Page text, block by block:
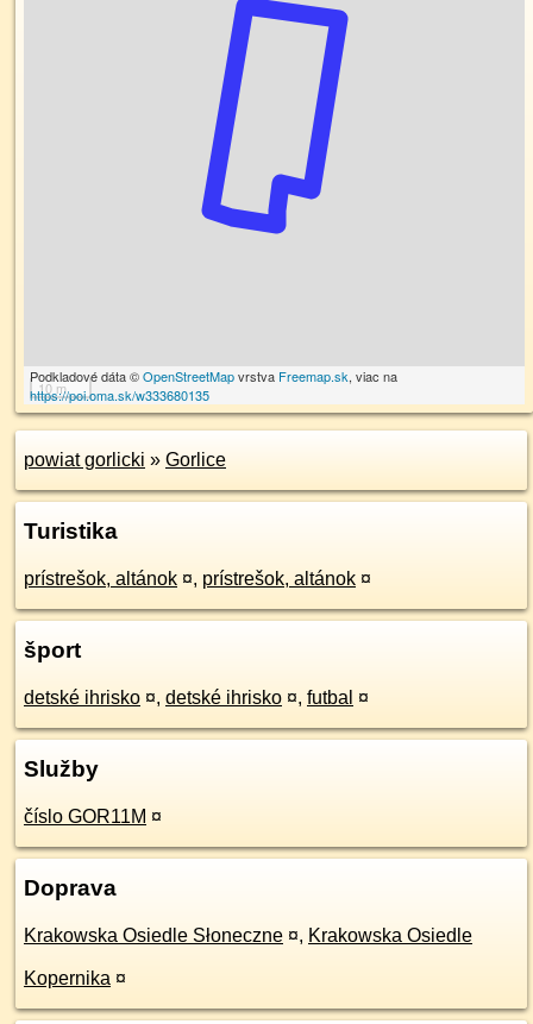
10 m
Podkladové dáta ©OpenStreetMapvrstva Freemap.sk, viac na
https://poi.oma.sk/w333680135
powiat gorlicki » Gorlice
Turistika
prístrešok, altánok ¤, prístrešok, altánok ¤
šport
detské ihrisko ¤, detské ihrisko ¤, futbal ¤
Služby
číslo GOR11M ¤
Doprava
Krakowska Osiedle Słoneczne ¤, Krakowska Osiedle
Kopernika ¤